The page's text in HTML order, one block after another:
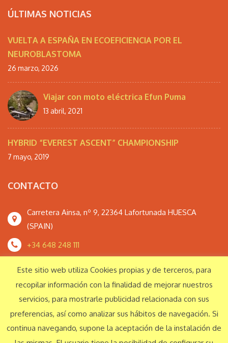
ÚLTIMAS NOTICIAS
VUELTA A ESPAÑA EN ECOEFICIENCIA POR EL
NEUROBLASTOMA
26 marzo, 2026
Viajar con moto eléctrica Efun Puma
13 abril, 2021
HYBRID “EVEREST ASCENT” CHAMPIONSHIP
7 mayo, 2019
CONTACTO
Carretera Ainsa, nº 9, 22364 Lafortunada HUESCA
(SPAIN)
+34 648 248 111
Responsabilidad Social Corporativa
Este sitio web utiliza Cookies propias y de terceros, para
recopilar información con la finalidad de mejorar nuestros
servicios, para mostrarle publicidad relacionada con sus
preferencias, así como analizar sus hábitos de navegación. Si
continua navegando, supone la aceptación de la instalación de